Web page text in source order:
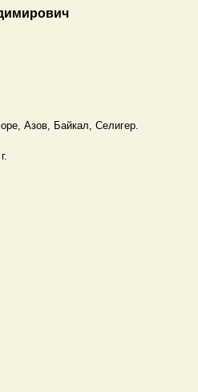
Азов, Байкал, Селигер.